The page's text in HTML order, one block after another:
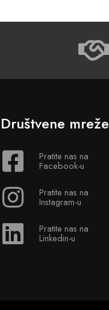
Društvene mreže
Pratite nas na
Facebook-u
Pratite nas na
Instagram-u
Pratite nas na
Linkedin-u